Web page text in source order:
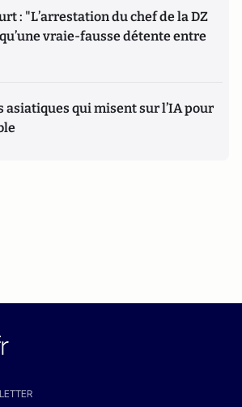
: "L’arrestation du chef de la DZ
vraie-fausse détente entre
asiatiques qui misent sur l’IA pour